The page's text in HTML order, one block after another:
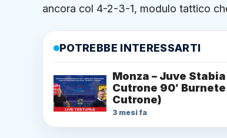
ancora col 4-2-3-1, modulo tattico
POTREBBE INTERESSARTI
Monza – Juve
Cutrone 90′ Burnete
Cutrone)
3 mesi fa